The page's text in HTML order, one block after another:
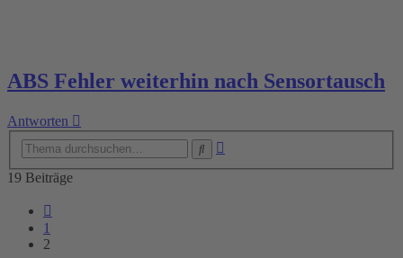
ABS Fehler weiterhin nach Sensortausch
Antworten
19 Beiträge
1
2